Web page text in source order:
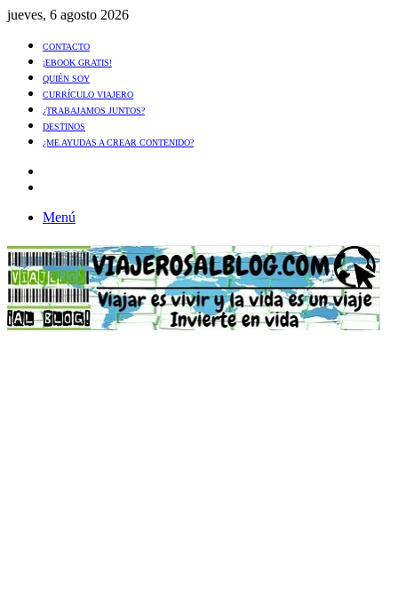
jueves, 6 agosto 2026
CONTACTO
¡EBOOK GRATIS!
QUIÉN SOY
CURRÍCULO VIAJERO
¿TRABAJAMOS JUNTOS?
DESTINOS
¿ME AYUDAS A CREAR CONTENIDO?
Menú